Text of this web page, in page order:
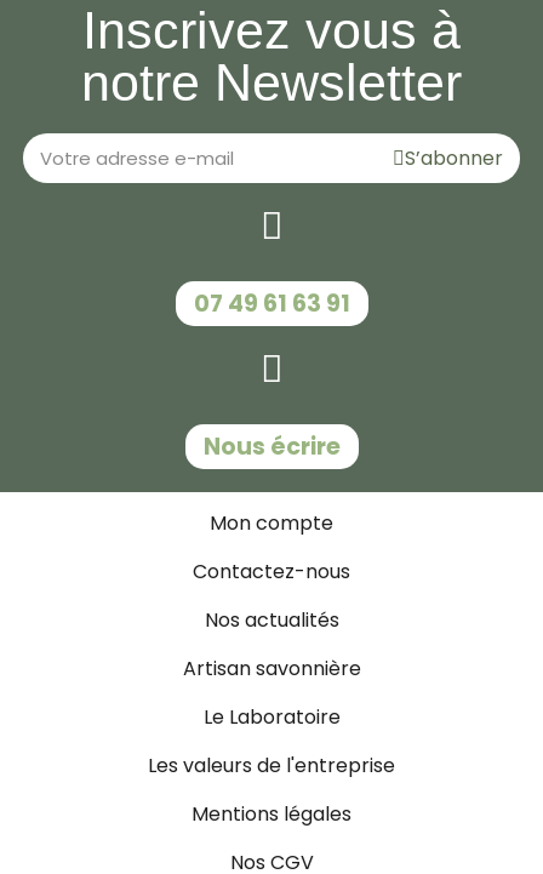
Inscrivez vous à
notre Newsletter
S’abonner
‭07 49 61 63 91‬
Nous écrire
Mon compte
Contactez-nous
Nos actualités
Artisan savonnière
Le Laboratoire
Les valeurs de l'entreprise
Mentions légales
Nos CGV